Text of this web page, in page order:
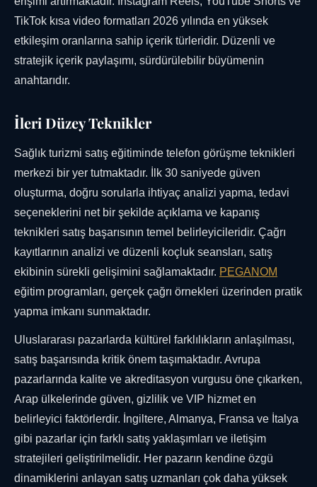
TikTok kısa video formatları 2026 yılında en yüksek
etkileşim oranlarına sahip içerik türleridir. Düzenli ve
stratejik içerik paylaşımı, sürdürülebilir büyümenin
anahtarıdır.
İleri Düzey Teknikler
Sağlık turizmi satış eğitiminde telefon görüşme teknikleri
merkezi bir yer tutmaktadır. İlk 30 saniyede güven
oluşturma, doğru sorularla ihtiyaç analizi yapma, tedavi
seçeneklerini net bir şekilde açıklama ve kapanış
teknikleri satış başarısının temel belirleyicileridir. Çağrı
kayıtlarının analizi ve düzenli koçluk seansları, satış
ekibinin sürekli gelişimini sağlamaktadır. PEGANOM
eğitim programları, gerçek çağrı örnekleri üzerinden pratik
yapma imkanı sunmaktadır.
Uluslararası pazarlarda kültürel farklılıkların anlaşılması,
satış başarısında kritik önem taşımaktadır. Avrupa
pazarlarında kalite ve akreditasyon vurgusu öne çıkarken,
Arap ülkelerinde güven, gizlilik ve VIP hizmet en
belirleyici faktörlerdir. İngiltere, Almanya, Fransa ve İtalya
gibi pazarlar için farklı satış yaklaşımları ve iletişim
stratejileri geliştirilmelidir. Her pazarın kendine özgü
dinamiklerini anlayan satış uzmanları çok daha yüksek